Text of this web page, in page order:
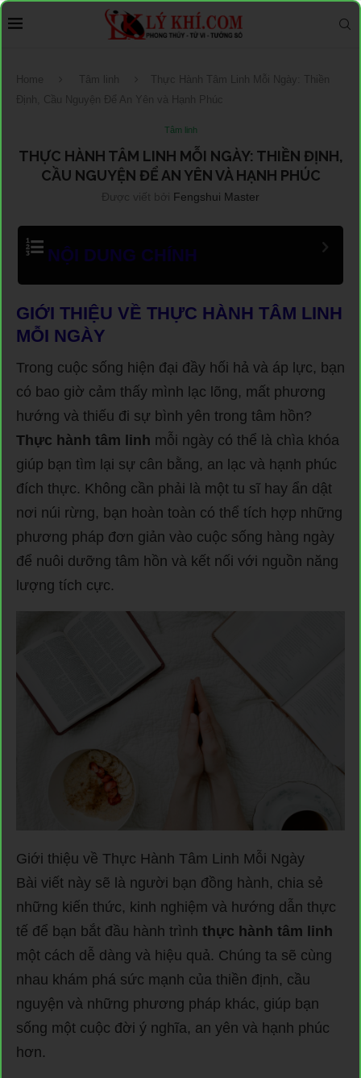
Home Tâm linh
Thực Hành Tâm Linh Mỗi Ngày: Thiền
Định, Cầu Nguyện Để An Yên và Hạnh Phúc
Tâm linh
THỰC HÀNH TÂM LINH MỖI NGÀY: THIỀN ĐỊNH,
CẦU NGUYỆN ĐỂ AN YÊN VÀ HẠNH PHÚC
Được viết bởi Fengshui Master
NỘI DUNG CHÍNH
GIỚI THIỆU VỀ THỰC HÀNH TÂM LINH
MỖI NGÀY
Trong cuộc sống hiện đại đầy hối hả và áp lực, bạn
có bao giờ cảm thấy mình lạc lõng, mất phương
hướng và thiếu đi sự bình yên trong tâm hồn?
Thực hành tâm linh mỗi ngày có thể là chìa khóa
giúp bạn tìm lại sự cân bằng, an lạc và hạnh phúc
đích thực. Không cần phải là một tu sĩ hay ẩn dật
nơi núi rừng, bạn hoàn toàn có thể tích hợp những
phương pháp đơn giản vào cuộc sống hàng ngày
để nuôi dưỡng tâm hồn và kết nối với nguồn năng
lượng tích cực.
Giới thiệu về Thực Hành Tâm Linh Mỗi Ngày
Bài viết này sẽ là người bạn đồng hành, chia sẻ
những kiến thức, kinh nghiệm và hướng dẫn thực
tế để bạn bắt đầu hành trình thực hành tâm linh
một cách dễ dàng và hiệu quả. Chúng ta sẽ cùng
nhau khám phá sức mạnh của thiền định, cầu
nguyện và những phương pháp khác, giúp bạn
sống một cuộc đời ý nghĩa, an yên và hạnh phúc
hơn.